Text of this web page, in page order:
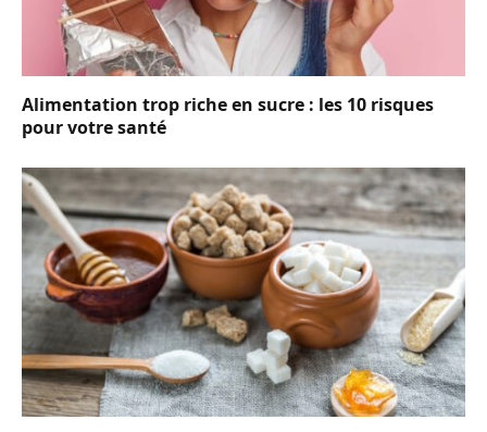
Alimentation trop riche en sucre : les 10 risques
pour votre santé